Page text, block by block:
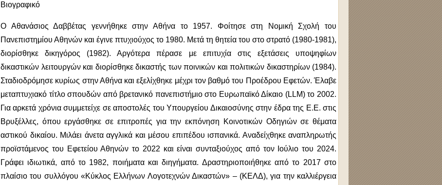
Βιογραφικό
Ο Αθανάσιος Δαββέτας γεννήθηκε στην Αθήνα το 1957. Φοίτησε στη Νομική Σχολή του
Πανεπιστημίου Αθηνών και έγινε πτυχιούχος το 1980. Μετά τη θητεία του στο στρατό (1980-1981),
διορίσθηκε δικηγόρος (1982). Αργότερα πέρασε με επιτυχία στις εξετάσεις υποψηφίων
δικαστικών λειτουργών και διορίσθηκε δικαστής των ποινικών και πολιτικών δικαστηρίων (1984).
Σταδιοδρόμησε κυρίως στην Αθήνα και εξελίχθηκε μέχρι τον βαθμό του Προέδρου Εφετών. Έλαβε
μεταπτυχιακό τίτλο σπουδών από βρετανικό πανεπιστήμιο στο Ευρωπαϊκό Δίκαιο (LLM) το 2002.
Για αρκετά χρόνια συμμετείχε σε αποστολές του Υπουργείου Δικαιοσύνης στην έδρα της Ε.Ε. στις
Βρυξέλλες, όπου εργάσθηκε σε επιτροπές για την εκπόνηση Κοινοτικών Οδηγιών σε θέματα
αστικού δικαίου. Μιλάει άνετα αγγλικά και μέσου επιπέδου ισπανικά. Αναδείχθηκε αναπληρωτής
προϊστάμενος του Εφετείου Αθηνών το 2022 και είναι συνταξιούχος από τον Ιούλιο του 2024.
Γράφει ιδιωτικά, από το 1982, ποιήματα και διηγήματα. Δραστηριοποιήθηκε από το 2017 στο
πλαίσιο του συλλόγου «Κύκλος Ελλήνων Λογοτεχνών Δικαστών» – (ΚΕΛΔ), για την καλλιέργεια